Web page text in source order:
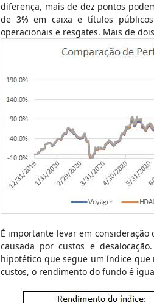
diferença, mais de dez pontos
de 3% em caixa e títulos
operacionais e resgates. Mais de
É importante levar em
causada por custos e
hipotético que segue um índice que
custos, o rendimento do fundo é